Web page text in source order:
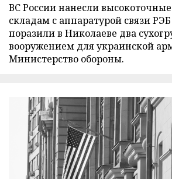
ВС России нанесли
складам с аппаратурой связи
поразили в Николаеве два
вооружением для украинской
Министерство обороны.